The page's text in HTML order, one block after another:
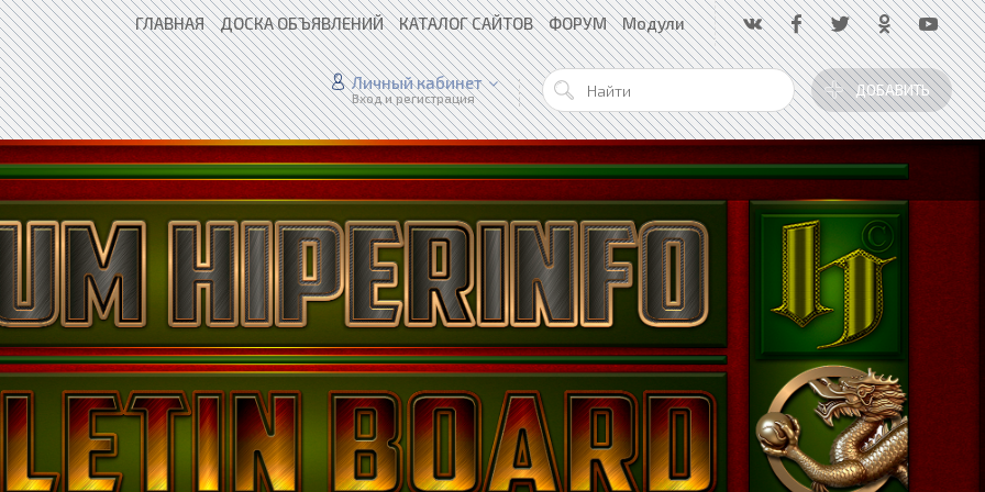
ГЛАВНАЯ ДОСКА ОБЪЯВЛЕНИЙ КАТАЛОГ САЙТОВ ФОРУМ Модули
ДОБАВИТЬ
Личный кабинет
Вход и регистрация